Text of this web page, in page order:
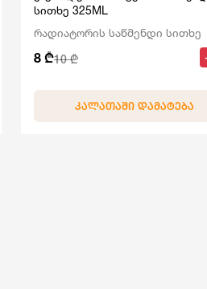
სითხე 325ML
რადიატორის საწმენდი სითხე
8 ₾10 ₾
ᲙᲐᲚᲐᲗᲐᲨᲘ ᲓᲐᲛᲐᲢᲔᲑᲐ